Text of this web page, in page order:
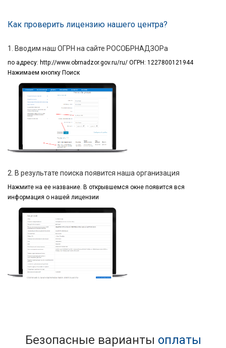
Как проверить лицензию нашего центра?
1. Вводим наш ОГРН на сайте РОСОБРНАДЗОРа
по адресу: http://www.obrnadzor.gov.ru/ru/ ОГРН: 1227800121944
Нажимаем кнопку Поиск
2. В результате поиска появится наша организация
Нажмите на ее название. В открывшемся окне появится вся
информация о нашей лицензии
Безопасные варианты оплаты